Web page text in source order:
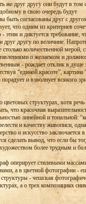
же друг другу они будут в том
в свою очередь будут
быть согласованы друг с
что одним из критериев
этим и диктуется требование,
друг другу по величине.
столько количественной мерой,
о желаемом и
- рождает отклик в душе
“единой красоте”, картина
и взволнует всякого
структурах, хотя речь
что красочная
линейной и тональной:
и качеству живописи,
и искусство заключается
сделать вывод, что если бы
более трудным и
оперирует стилевыми
а в цветной фотографии -
- чешская
а о трех композициях